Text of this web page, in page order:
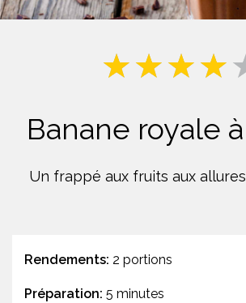
Banane royale
Un frappé aux fruits aux allures
Rendements: 2 portions
Préparation: 5 minutes